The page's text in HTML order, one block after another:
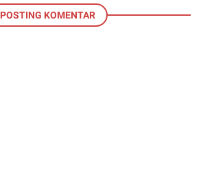
POSTING KOMENTAR